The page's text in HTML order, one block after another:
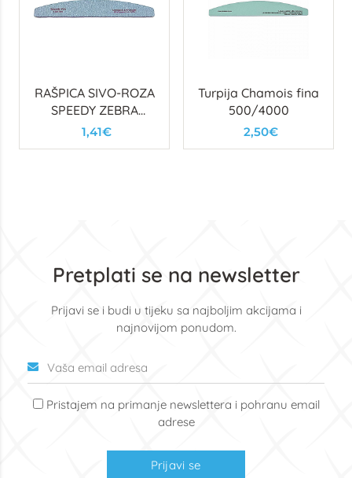
RAŠPICA SIVO-ROZA
SPEEDY ZEBRA
100/100
POLUMJESEC
1,41€
Turpija Chamois fina
500/4000
2,50€
Pretplati se na newsletter
Prijavi se i budi u tijeku sa najboljim akcijama i
najnovijom ponudom.
Pristajem na primanje newslettera i pohranu email
adrese
Prijavi se